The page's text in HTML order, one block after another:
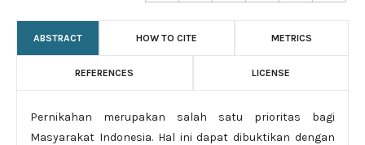
ABSTRACT HOW TO CITE METRICS
REFERENCES LICENSE
Pernikahan merupakan salah satu prioritas bagi
Masyarakat Indonesia. Hal ini dapat dibuktikan dengan